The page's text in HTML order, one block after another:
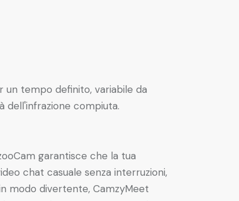
un tempo definito, variabile da
dell'infrazione compiuta.
garantisce che la tua
chat casuale senza interruzioni,
modo divertente, CamzyMeet